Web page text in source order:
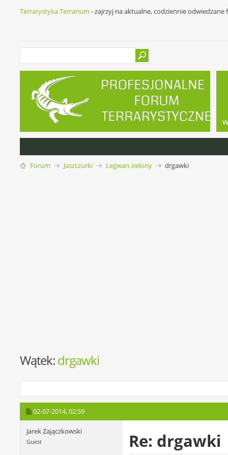
Terrarystyka Terrarium - zajrzyj na aktualne, codziennie
Forum Jaszczurki Legwan zielony drgawki
Wątek:drgawki
02-07-2014,02:59
Jarek Zajączkowski
Guest Re: drgawki